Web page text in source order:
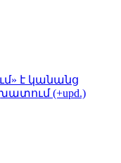
է կանանց
(+upd.)